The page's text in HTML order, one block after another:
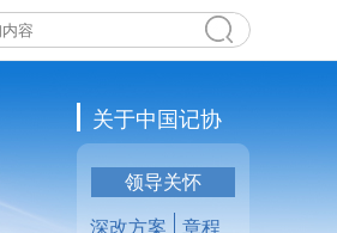
关于中国记协
领导关怀
深改方案
章程